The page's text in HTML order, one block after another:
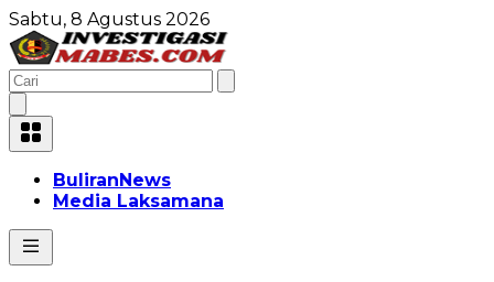
Sabtu, 8 Agustus 2026
BuliranNews
Media Laksamana